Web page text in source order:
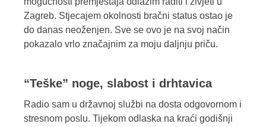
Zagreb. Stjecajem okolnosti bračni status ostao je
do danas neoženjen. Sve se ovo je na svoj način
pokazalo vrlo značajnim za moju daljnju priču.
“Teške” noge, slabost i drhtavica
Radio sam u državnoj službi na dosta odgovornom i
stresnom poslu. Tijekom odlaska na kraći godišnji